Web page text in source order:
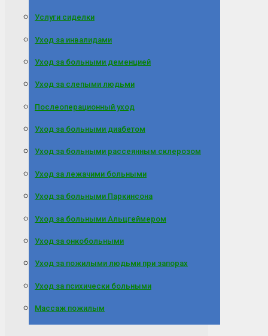
Услуги сиделки
Уход за инвалидами
Уход за больными деменцией
Уход за слепыми людьми
Послеоперационный уход
Уход за больными диабетом
Уход за больными рассеянным склерозом
Уход за лежачими больными
Уход за больными Паркинсона
Уход за больными Альцгеймером
Уход за онкобольными
Уход за пожилыми людьми при запорах
Уход за психически больными
Массаж пожилым